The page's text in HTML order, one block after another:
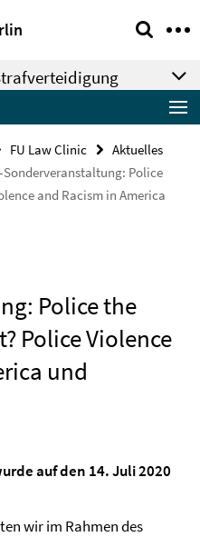
FU Law Clinic
Aktuelles
Police
and Racism in America
Police the
Police Violence
und
auf den 14. Juli 2020
wir im Rahmen des